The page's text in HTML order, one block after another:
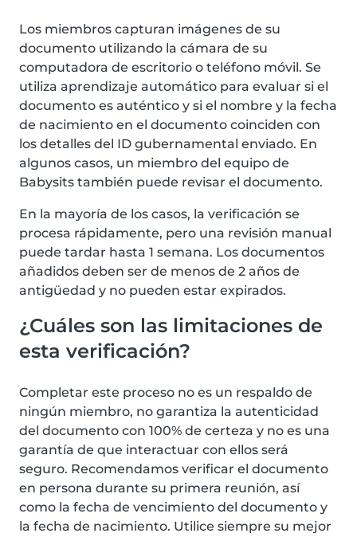
Los miembros capturan imágenes de su
documento utilizando la cámara de su
computadora de escritorio o teléfono móvil. Se
utiliza aprendizaje automático para evaluar si el
documento es auténtico y si el nombre y la fecha
de nacimiento en el documento coinciden con
los detalles del ID gubernamental enviado. En
algunos casos, un miembro del equipo de
Babysits también puede revisar el documento.
En la mayoría de los casos, la verificación se
procesa rápidamente, pero una revisión manual
puede tardar hasta 1 semana. Los documentos
añadidos deben ser de menos de 2 años de
antigüedad y no pueden estar expirados.
¿Cuáles son las limitaciones de
esta verificación?
Completar este proceso no es un respaldo de
ningún miembro, no garantiza la autenticidad
del documento con 100% de certeza y no es una
garantía de que interactuar con ellos será
seguro. Recomendamos verificar el documento
en persona durante su primera reunión, así
como la fecha de vencimiento del documento y
la fecha de nacimiento. Utilice siempre su mejor